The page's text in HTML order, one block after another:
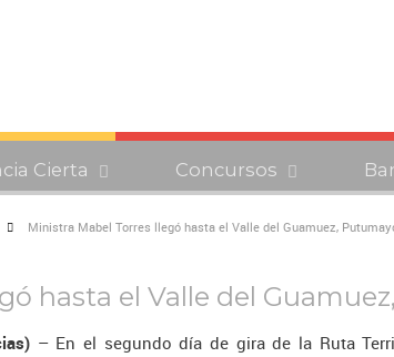
Cierta Concursos
Ministra Mabel Torres llegó hasta el Valle del Guamuez,
hasta el Valle del
– En el segundo día de gira de la Ruta